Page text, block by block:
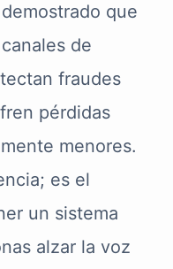
que
de
fraudes
pérdidas
menores.
es el
un sistema
alzar la voz